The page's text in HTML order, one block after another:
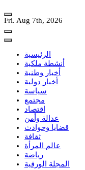
Fri. Aug 7th, 2026
الرئيسية
أنشطة ملكية
أخبار وطنية
أخبار دولية
سياسة
مجتمع
اقتصاد
عدالة وأمن
قضايا وحوادث
ثقافة
عالم المرأة
رياضة
المجلة الورقية